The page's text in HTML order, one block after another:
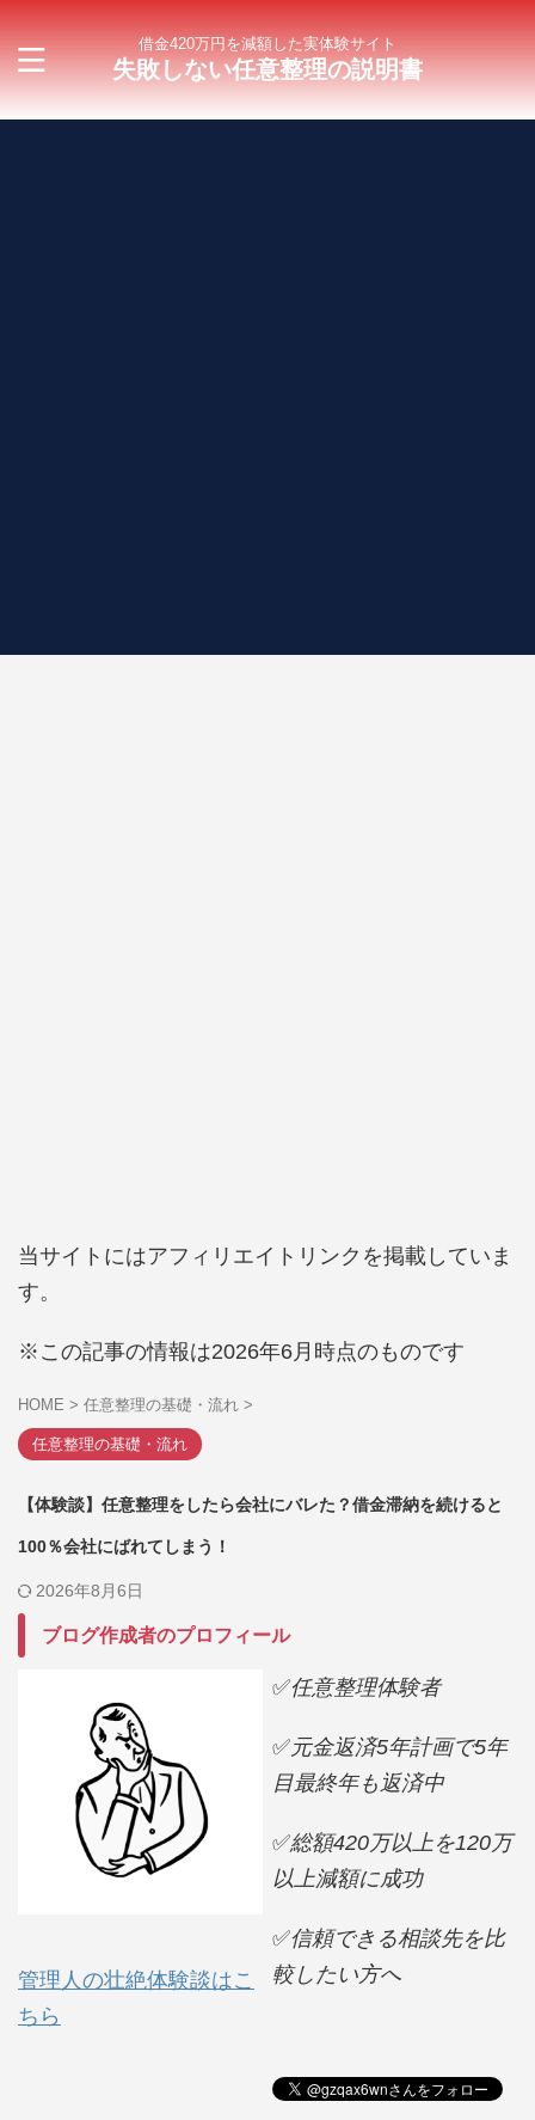
借金420万円を減額した実体験サイト
失敗しない任意整理の説明書
当サイトにはアフィリエイトリンクを掲載していま
す。
※この記事の情報は2026年6月時点のものです
HOME > 任意整理の基礎・流れ >
任意整理の基礎・流れ
【体験談】任意整理をしたら会社にバレた？借金滞納を続けると
100％会社にばれてしまう！
2026年8月6日
ブログ作成者のプロフィール
管理人の壮絶体験談はこ
ちら
✅任意整理体験者
✅元金返済5年計画で5年
目最終年も返済中
✅総額420万以上を120万
以上減額に成功
✅信頼できる相談先を比
較したい方へ